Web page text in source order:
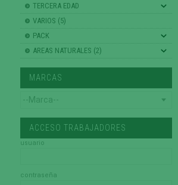
TERCERA EDAD
VARIOS (5)
PACK
AREAS NATURALES (2)
MARCAS
ACCESO TRABAJADORES
usuario
contraseña